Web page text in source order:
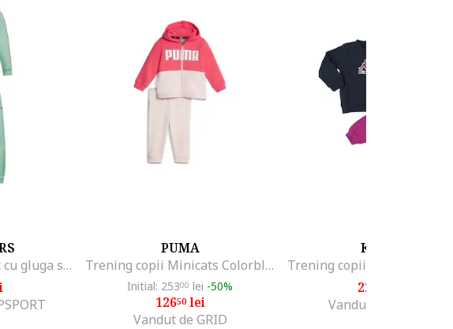
Set trening hanorac cu gluga si puf, pantaloni cu snur, broderie, verde, bumbac-poliester
PUMA
Trening copii Minicats Colorblock Jogger FL, Bumbac, Roz, Roz
Initial: 25300 lei -50%
12650lei
Vandut de GRID
KAPPA
223
Vandut de Shop4u